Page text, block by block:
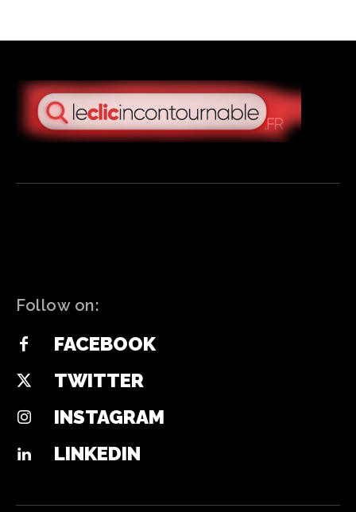
Follow on:
FACEBOOK
TWITTER
INSTAGRAM
LINKEDIN